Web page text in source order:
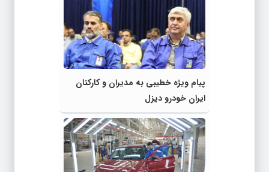
پیام ویژه خطیبی به مدیران و کارکنان
ایران خودرو دیزل